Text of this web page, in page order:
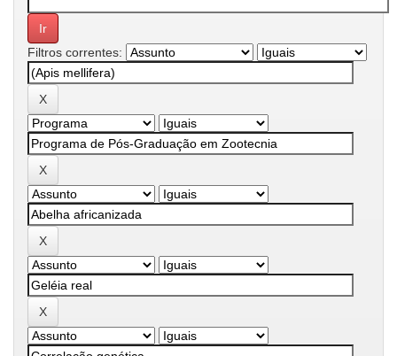
Filtros correntes: